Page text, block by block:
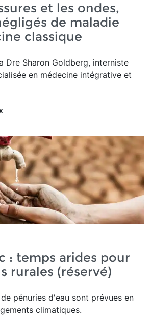
et les ondes,
de maladie
classique
Dre Sharon Goldberg, interniste
en médecine intégrative et
: temps arides pour
rurales (réservé)
pénuries d'eau sont prévues en
climatiques.